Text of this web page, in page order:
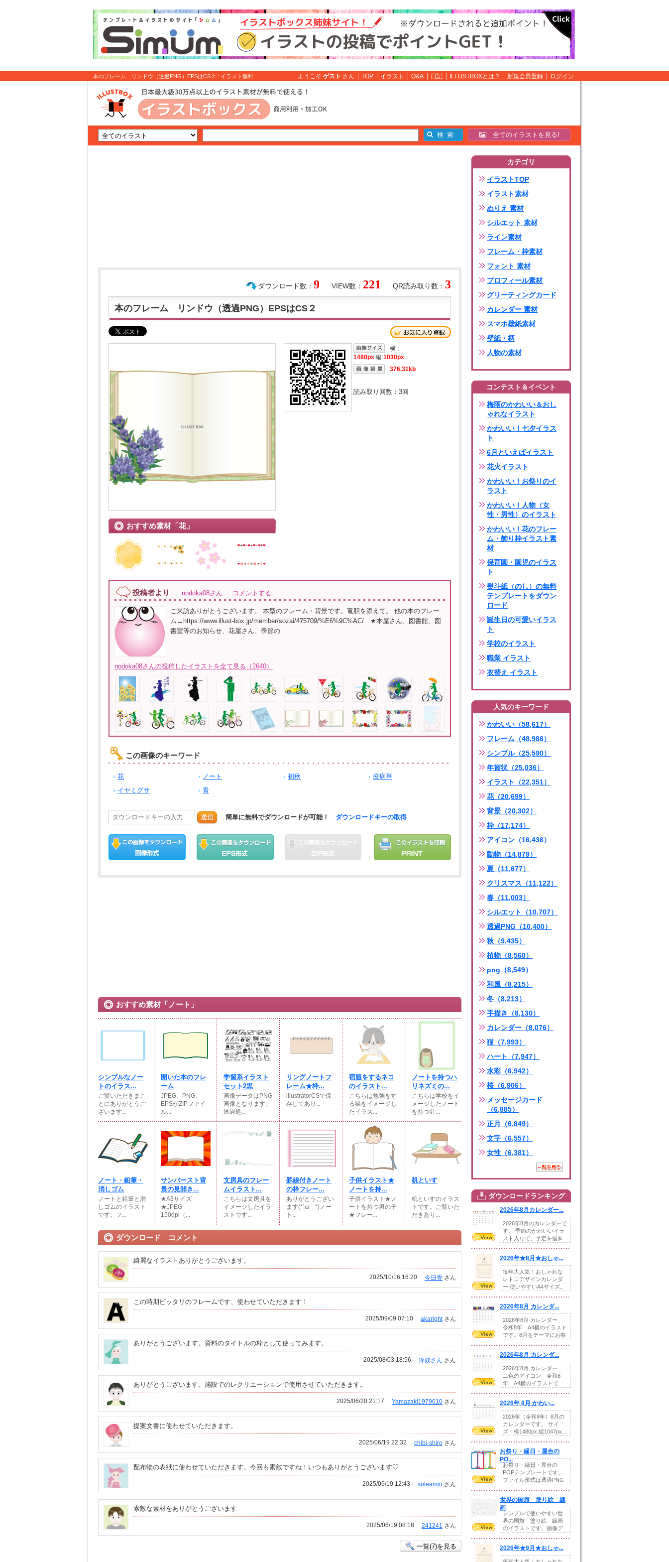
本のフレーム リンドウ（透過PNG）EPSはCS２ : イラスト無料 ようこそ ゲスト さん TOP イラスト Q&A 日記 ILLUSTBOXとは？ 新規会員登録 ログイン
全てのイラストを見る!
QR読み取り数： 3
VIEW数： 221
ダウンロード数： 9
本のフレーム リンドウ（透過PNG）EPSはCS２
おすすめ素材「花」
横：
1480px 縦:1030px
376.31kb
読み取り回数： 3回
投稿者より nodoka08さん コメントする
ご来訪ありがとうございます。 本型のフレーム・背景です。竜胆を添えて。 他の本のフレー
ム→https://www.illust-box.jp/member/sozai/475709/%E6%9C%AC/ ★本屋さん、図書館、図
書室等のお知らせ、花屋さん、季節の
nodoka08さんの投稿したイラストを全て見る（2640）
この画像のキーワード
花 ノート 初秋
疫病草
イヤミグサ
青
送信 簡単に無料でダウンロードが可能！ ダウンロードキーの取得
おすすめ素材「ノート」
シンプルなノー
トのイラス...
ご覧いただきまこ
とにありがとうご
ざいます...
開いた本のフレ
ーム
JPEG、PNG、
EPSがZIPファイ
ル...
学習系イラスト
セット2黒
画像データはPNG
画像となります。
透過処...
リングノートフ
レーム★枠...
illustratorCSで保
存してあり...
宿題をするネコ
のイラスト...
こちらは勉強をす
る猫をイメージし
たイラス...
ノートを持つハ
リネズミの...
こちらは学校をイ
メージしたノート
を持つ針...
ノート・鉛筆・
消しゴム
ノートと鉛筆と消
しゴムのイラスト
です。フ...
サンバースト背
景の見開き...
★A3サイズ
★JPEG
150dpi（...
文房具のフレー
ムイラスト...
こちらは文房具を
イメージしたイラ
ストです...
罫線付きノート
の枠フレー...
ありがとうござい
ます(*´ω｀*)ノー
ト...
子供イラスト★
ノートを持...
子供イラスト★ノ
ートを持つ男の子
★フレー...
机といす
机といすのイラス
トです。ご覧いた
だきあり...
ダウンロード コメント
綺麗なイラストありがとうございます。
今日香 さん
2025/10/16 16:20
この時期ピッタリのフレームです、使わせていただきます！
akarightさん
2025/09/09 07:10
ありがとうございます。資料のタイトルの枠として使ってみます。
冷奴さん さん
2025/08/03 18:56
ありがとうございます。施設でのレクリエーションで使用させていただきます。
Yamazaki1979610 さん
2025/06/20 21:17
提案文書に使わせていただきます。
chibi-shiro さん
2025/06/19 22:32
配布物の表紙に使わせていただきます。今回も素敵ですね！いつもありがとうございます♡
soleamiu さん
2025/06/19 12:43
素敵な素材をありがとうございます
241241 さん
2025/06/19 08:18
一覧(7)を見る
カテゴリ
イラストTOP
イラスト素材
ぬりえ 素材
シルエット 素材
ライン素材
フレーム・枠素材
フォント 素材
プロフィール素材
グリーティングカード
カレンダー 素材
スマホ壁紙素材
壁紙・柄
人物の素材
コンテスト＆イベント
梅雨のかわいい＆おし
ゃれなイラスト
かわいい！七夕イラス
ト
6月といえばイラスト
花火イラスト
かわいい！お祭りのイ
ラスト
かわいい！人物（女
性・男性）のイラスト
かわいい！花のフレー
ム・飾り枠イラスト素
材
保育園・園児のイラス
ト
熨斗紙（のし）の無料
テンプレートをダウン
ロード
誕生日の可愛いイラス
ト
学校のイラスト
職業 イラスト
衣替え イラスト
人気のキーワード
かわいい（58,617）
フレーム（48,986）
シンプル（25,590）
年賀状（25,036）
イラスト（22,351）
花（20,699）
背景（20,302）
枠（17,174）
アイコン（16,436）
動物（14,879）
夏（11,677）
クリスマス（11,122）
春（11,003）
シルエット（10,707）
透過PNG（10,400）
秋（9,435）
植物（8,560）
png（8,549）
和風（8,215）
冬（8,213）
手描き（8,130）
カレンダー（8,076）
猫（7,993）
ハート（7,947）
水彩（6,942）
桜（6,906）
メッセージカード
（6,885）
正月（6,849）
文字（6,557）
女性（6,381）
ダウンロードランキング
2026年8月カレンダー...
2026年8月のカレンダーで
す。 季節のかわいいイラ
スト入りで、予定を描き
2026年★8月★おしゃ...
毎年大人気！おしゃれな
レトロデザインカレンダ
ー 使いやすいA4サイズ。
2026年8月 カレンダ...
2026年8月 カレンダー
令和8年 A4横のイラスト
です。8月をテーマにお祭
2026年8月 カレンダ...
2026年8月 カレンダー
二色のアイコン 令和8
年 A4横のイラストで
2026年 8月 かわい...
2026年（令和8年）8月の
カレンダーです。 サイ
ズ：横1480px 縦1047px...
お祭り・縁日・屋台の
PO...
お祭り・縁日・屋台の
POPテンプレートです。
ファイル形式は透過PNG
世界の国旗 塗り絵 線
画
シンプルで使いやすい世
界の国旗 塗り絵 線画
のイラストです。画像デ
2026年★9月★おしゃ...